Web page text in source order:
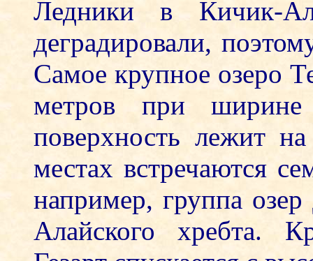
Ледники в Кичик-
деградировали,
Самое крупное озеро
метров при
поверхность лежит
местах встречаются
например, группа
Алайского хребта.